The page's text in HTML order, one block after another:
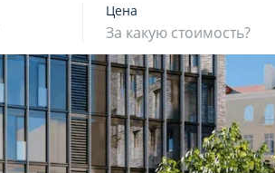
4+
Цена
За какую стоимость?
USD BYN EUR